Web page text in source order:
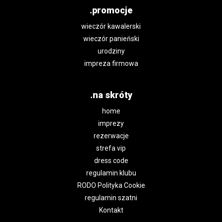
.promocje
wieczór kawalerski
wieczór panieński
urodziny
impreza firmowa
.na skróty
home
imprezy
rezerwacje
strefa vip
dress code
regulamin klubu
RODO Polityka Cookie
regulamin szatni
Kontakt